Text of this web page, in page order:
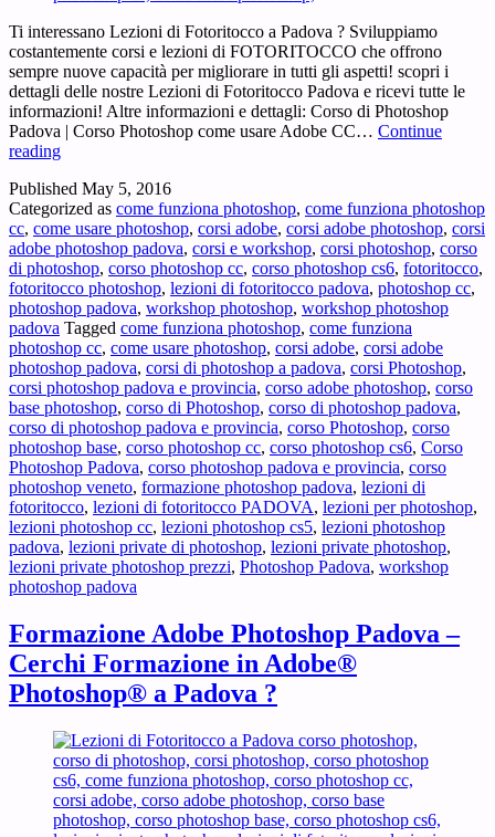
Ti interessano Lezioni di Fotoritocco a Padova ? Sviluppiamo
costantemente corsi e lezioni di FOTORITOCCO che offrono
sempre nuove capacità per migliorare in tutti gli aspetti! scopri i
dettagli delle nostre Lezioni di Fotoritocco Padova e ricevi tutte le
informazioni! Altre informazioni e dettagli: Corso di Photoshop
Padova | Corso Photoshop come usare Adobe CC… Continue
readingLezioni
Fotoritocco
a
Padova
–
Ti
interessano
Lezioni
di
Fotoritocco
a
Padova
?
Published May 5, 2016
Categorized as come funziona photoshop, come funziona photoshop
cc, come usare photoshop, corsi adobe, corsi adobe photoshop, corsi
adobe photoshop padova, corsi e workshop, corsi photoshop, corso
di photoshop, corso photoshop cc, corso photoshop cs6, fotoritocco,
fotoritocco photoshop, lezioni di fotoritocco padova, photoshop cc,
photoshop padova, workshop photoshop, workshop photoshop
padova Tagged come funziona photoshop, come funziona
photoshop cc, come usare photoshop, corsi adobe, corsi adobe
photoshop padova, corsi di photoshop a padova, corsi Photoshop,
corsi photoshop padova e provincia, corso adobe photoshop, corso
base photoshop, corso di Photoshop, corso di photoshop padova,
corso di photoshop padova e provincia, corso Photoshop, corso
photoshop base, corso photoshop cc, corso photoshop cs6, Corso
Photoshop Padova, corso photoshop padova e provincia, corso
photoshop veneto, formazione photoshop padova, lezioni di
fotoritocco, lezioni di fotoritocco PADOVA, lezioni per photoshop,
lezioni photoshop cc, lezioni photoshop cs5, lezioni photoshop
padova, lezioni private di photoshop, lezioni private photoshop,
lezioni private photoshop prezzi, Photoshop Padova, workshop
photoshop padova
Formazione Adobe Photoshop Padova –
Cerchi Formazione in Adobe®
Photoshop® a Padova ?